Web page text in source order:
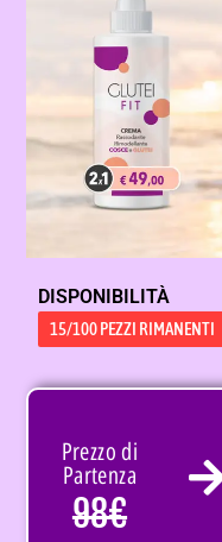
DISPONIBILITÀ
15/100 PEZZI RIMANENTI
Prezzo di
Partenza
98€